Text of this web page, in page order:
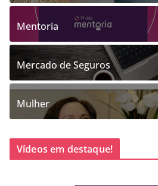
Mentoria
Mercado de Seguros
Mulher
Vídeos em destaque!